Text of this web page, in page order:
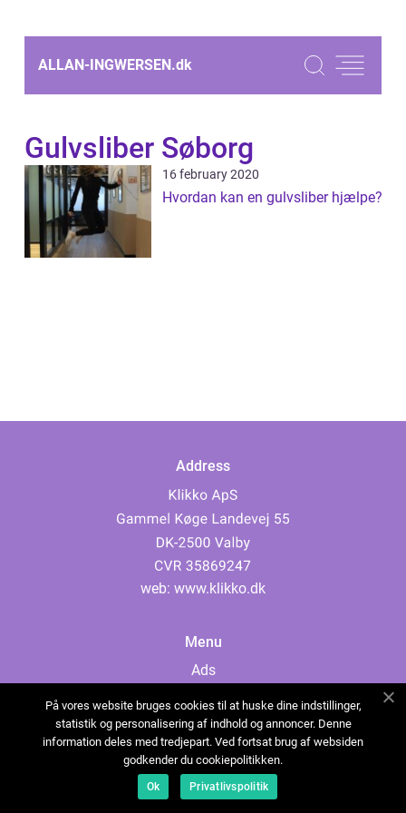
ALLAN-INGWERSEN.dk
Gulvsliber Søborg
16 february 2020
Hvordan kan en gulvsliber hjælpe?
Address
web: www.klikko.dk
Menu
Ads
Cookies
Contact
Sitemap
På vores website bruges cookies til at huske dine indstillinger,
statistik og personalisering af indhold og annoncer. Denne
information deles med tredjepart. Ved fortsat brug af websiden
godkender du cookiepolitikken.
Ok Privatlivspolitik